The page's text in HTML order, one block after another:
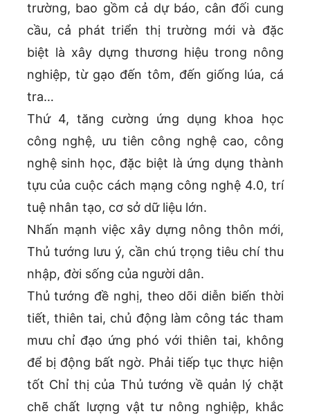
trường, bao gồm cả dự báo, cân đối cung
cầu, cả phát triển thị trường mới và đặc
biệt là xây dựng thương hiệu trong nông
nghiệp, từ gạo đến tôm, đến giống lúa, cá
tra…
Thứ 4, tăng cường ứng dụng khoa học
công nghệ, ưu tiên công nghệ cao, công
nghệ sinh học, đặc biệt là ứng dụng thành
tựu của cuộc cách mạng công nghệ 4.0, trí
tuệ nhân tạo, cơ sở dữ liệu lớn.
Nhấn mạnh việc xây dựng nông thôn mới,
Thủ tướng lưu ý, cần chú trọng tiêu chí thu
nhập, đời sống của người dân.
Thủ tướng đề nghị, theo dõi diễn biến thời
tiết, thiên tai, chủ động làm công tác tham
mưu chỉ đạo ứng phó với thiên tai, không
để bị động bất ngờ. Phải tiếp tục thực hiện
tốt Chỉ thị của Thủ tướng về quản lý chặt
chẽ chất lượng vật tư nông nghiệp, khắc